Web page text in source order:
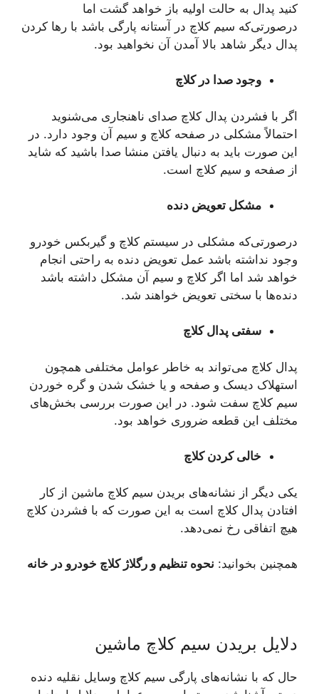
کنید پدال به حالت اولیه باز خواهد گشت اما
درصورتی‌که سیم کلاچ در آستانه پارگی باشد با رها کردن
پدال دیگر شاهد بالا آمدن آن نخواهید بود.
وجود صدا در کلاچ
اگر با فشردن پدال کلاچ صدای ناهنجاری می‌شنوید
احتمالاً مشکلی در صفحه کلاچ و سیم آن وجود دارد. در
این صورت باید به دنبال یافتن منشا صدا باشید که شاید
از صفحه و سیم کلاچ است.
مشکل تعویض دنده
درصورتی‌که مشکلی در سیستم کلاچ و گیربکس خودرو
وجود نداشته باشد عمل تعویض دنده به راحتی انجام
خواهد شد اما اگر کلاچ و سیم آن مشکل داشته باشد
دنده‌ها با سختی تعویض خواهند شد.
سفتی پدال کلاچ
پدال کلاچ می‌تواند به خاطر عوامل مختلفی همچون
استهلاک دیسک و صفحه و یا خشک شدن و گره خوردن
سیم کلاچ سفت شود. در این صورت بررسی بخش‌های
مختلف این قطعه ضروری خواهد بود.
خالی کردن کلاچ
یکی دیگر از نشانه‌های بریدن سیم کلاچ ماشین از کار
افتادن پدال کلاچ است به این صورت که با فشردن کلاچ
هیچ اتفاقی رخ نمی‌دهد.
همچنین بخوانید: نحوه تنظیم و رگلاژ کلاچ خودرو در خانه
دلایل بریدن سیم کلاچ ماشین
حال که با نشانه‌های پارگی سیم کلاچ وسایل نقلیه دنده